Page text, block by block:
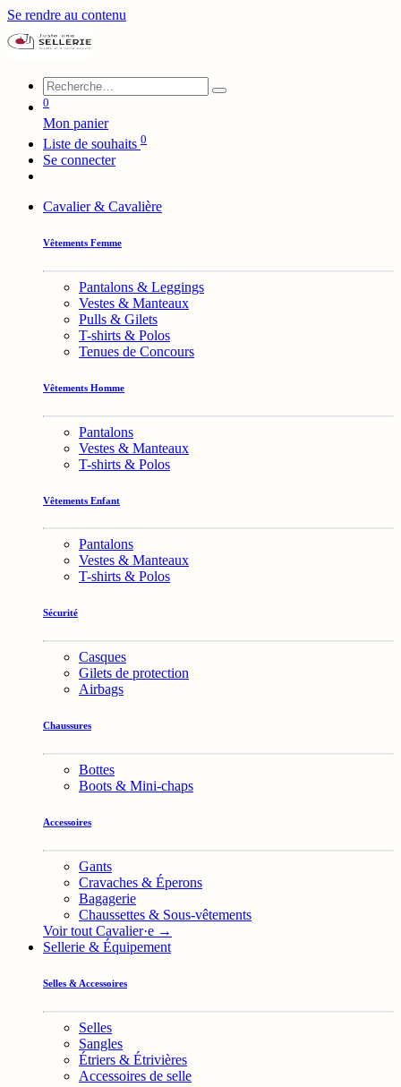
Se rendre au contenu
0
Mon panier
Liste de souhaits 0
Se connecter
Cavalier & Cavalière
Vêtements Femme
Pantalons & Leggings
Vestes & Manteaux
Pulls & Gilets
T-shirts & Polos
Tenues de Concours
Vêtements Homme
Pantalons
Vestes & Manteaux
T-shirts & Polos
Vêtements Enfant
Pantalons
Vestes & Manteaux
T-shirts & Polos
Sécurité
Casques
Gilets de protection
Airbags
Chaussures
Bottes
Boots & Mini-chaps
Accessoires
Gants
Cravaches & Éperons
Bagagerie
Chaussettes & Sous-vêtements
Voir tout Cavalier·e →
Sellerie & Équipement
Selles & Accessoires
Selles
Sangles
Étriers & Étrivières
Accessoires de selle